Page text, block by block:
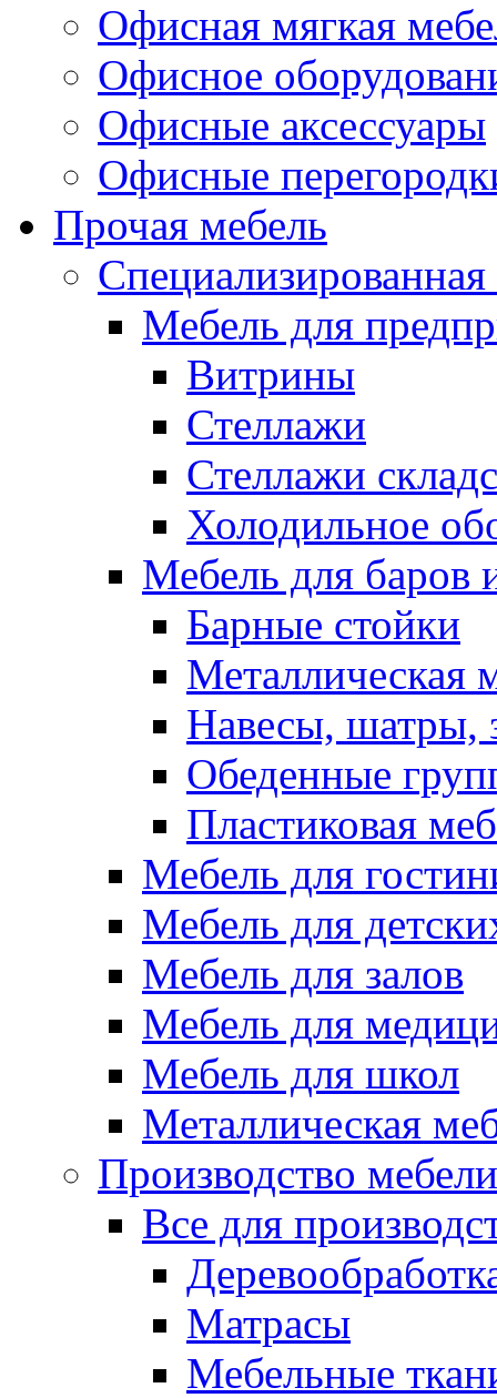
Офисная мягкая
Офисное
Офисные аксессуары
Офисные
Прочая мебель
Специализированная
Мебель для
Витрины
Стеллажи
Стеллажи
Холодильное
Мебель для баров
Барные стойки
Металлическая
Навесы, шатры,
Обеденные
Пластиковая
Мебель для
Мебель для
Мебель для залов
Мебель для
Мебель для школ
Металлическая
Производство мебели
Все для
Матрасы
Мебельные